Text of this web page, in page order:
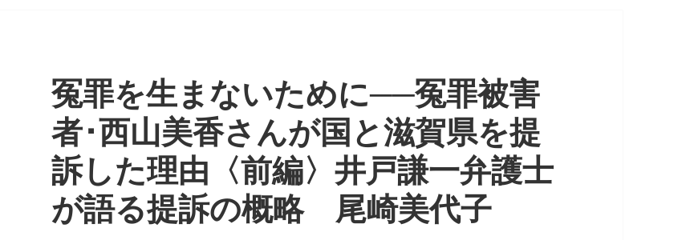
冤罪を生まないために──冤罪被害
者･西山美香さんが国と滋賀県を提
訴した理由〈前編〉井戸謙一弁護士
が語る提訴の概略 尾崎美代子